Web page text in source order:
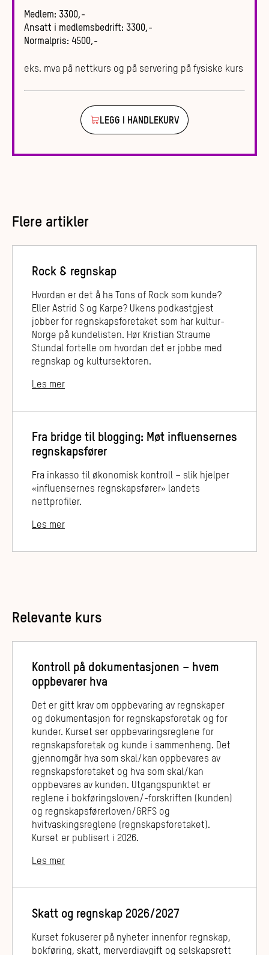
Medlem: 3300,-
Ansatt i medlemsbedrift: 3300,-
Normalpris: 4500,-
eks. mva på nettkurs og på servering på fysiske kurs
LEGG I HANDLEKURV
Flere artikler
Rock & regnskap
Hvordan er det å ha Tons of Rock som kunde?
Eller Astrid S og Karpe? Ukens podkastgjest
jobber for regnskapsforetaket som har kultur-
Norge på kundelisten. Hør Kristian Straume
Stundal fortelle om hvordan det er jobbe med
regnskap og kultursektoren.
Les mer
Fra bridge til blogging: Møt influensernes
regnskapsfører
Fra inkasso til økonomisk kontroll – slik hjelper
«influensernes regnskapsfører» landets
nettprofiler.
Les mer
Relevante kurs
Kontroll på dokumentasjonen – hvem
oppbevarer hva
Det er gitt krav om oppbevaring av regnskaper
og dokumentasjon for regnskapsforetak og for
kunder. Kurset ser oppbevaringsreglene for
regnskapsforetak og kunde i sammenheng. Det
gjennomgår hva som skal/kan oppbevares av
regnskapsforetaket og hva som skal/kan
oppbevares av kunden. Utgangspunktet er
reglene i bokføringsloven/-forskriften (kunden)
og regnskapsførerloven/GRFS og
hvitvaskingsreglene (regnskapsforetaket).
Kurset er publisert i 2026.
Les mer
Skatt og regnskap 2026/2027
Kurset fokuserer på nyheter innenfor regnskap,
bokføring, skatt, merverdiavgift og selskapsrett